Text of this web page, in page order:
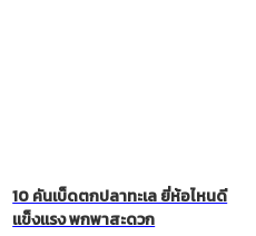
10 คันเบ็ดตกปลาทะเล ยี่ห้อไหนดี
แข็งแรง พกพาสะดวก